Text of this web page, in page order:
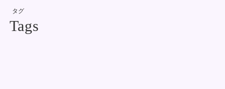
タグ